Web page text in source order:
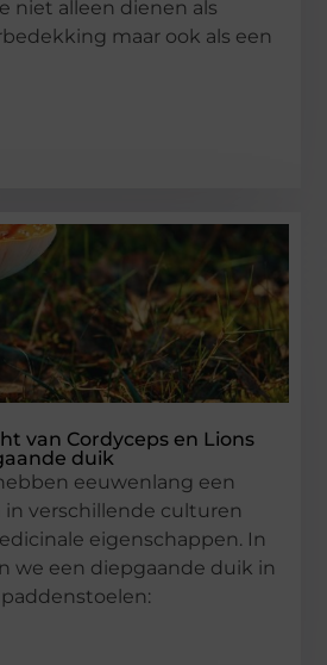
niet alleen dienen als
maar ook als een
van Cordyceps en Lions
duik
eeuwenlang een
verschillende culturen
eigenschappen. In
we een diepgaande duik in